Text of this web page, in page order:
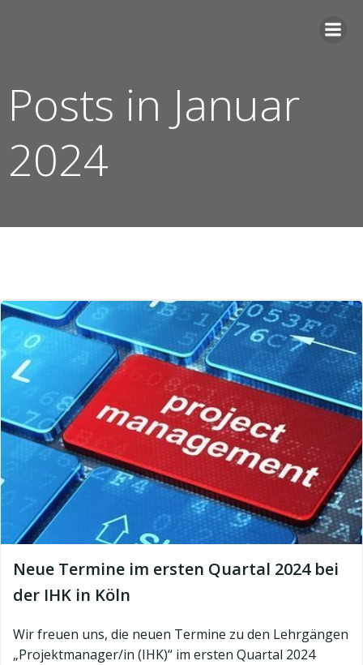
Posts in Januar
2024
Neue Termine im ersten Quartal 2024 bei
der IHK in Köln
Wir freuen uns, die neuen Termine zu den Lehrgängen
„Projektmanager/in (IHK)“ im ersten Quartal 2024